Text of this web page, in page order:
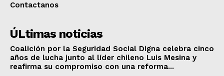
Contactanos
ÚLtimas noticias
Coalición por la Seguridad Social Digna celebra cinco
años de lucha junto al líder chileno Luis Mesina y
reafirma su compromiso con una reforma...